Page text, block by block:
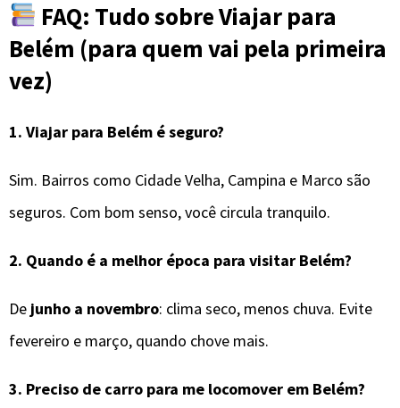
FAQ: Tudo sobre Viajar para
Belém (para quem vai pela primeira
vez)
1. Viajar para Belém é seguro?
Sim. Bairros como Cidade Velha, Campina e Marco são
seguros. Com bom senso, você circula tranquilo.
2. Quando é a melhor época para visitar Belém?
De junho a novembro: clima seco, menos chuva. Evite
fevereiro e março, quando chove mais.
3. Preciso de carro para me locomover em Belém?